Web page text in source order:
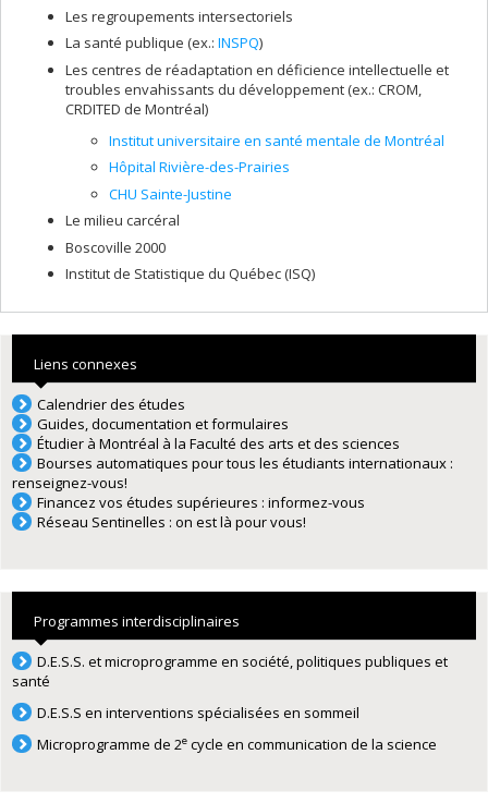
Les regroupements intersectoriels
La santé publique (ex.: INSPQ)
Les centres de réadaptation en déficience intellectuelle et
troubles envahissants du développement (ex.: CROM,
CRDITED de Montréal)
Institut universitaire en santé mentale de Montréal
Hôpital Rivière-des-Prairies
CHU Sainte-Justine
Le milieu carcéral
Boscoville 2000
Institut de Statistique du Québec (ISQ)
Liens connexes
Calendrier des études
Guides, documentation et formulaires
Étudier à Montréal à la Faculté des arts et des sciences
Bourses automatiques pour tous les étudiants internationaux :
renseignez-vous!
Financez vos études supérieures : informez-vous
Réseau Sentinelles : on est là pour vous!
Programmes interdisciplinaires
D.E.S.S. et microprogramme en société, politiques publiques et
santé
D.E.S.S en interventions spécialisées en sommeil
Microprogramme de 2e cycle en communication de la science